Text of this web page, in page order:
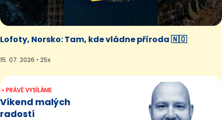
Lofoty, Norsko: Tam, kde vládne příroda 🇳🇴
15. 07. 2026 • 25x
PRÁVĚ VYSÍLÁME
Víkend malých
radostí